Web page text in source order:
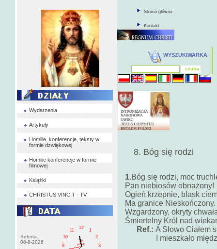
Wydarzenia
Artykuły
Homilie, konferencje, teksty w
formie dzwiękowej
Homilie konferencje w formie
filmowej
Książki
CHRISTUS VINCIT - TV
Sobota
08-8-2026
1
2
3
9
10
11
12
PM
pištek
Strona główna
Kontakt
WYSZUKIWARKA
8. Bóg się rodzi
1.Bóg się rodzi, moc
Pan niebiosów obnażony!
Ogień krzepnie, blask
Ma granice Nieskończony.
Wzgardzony, okryty
Śmiertelny Król nad
Ref.: A Słowo Ciałem
I mieszkało